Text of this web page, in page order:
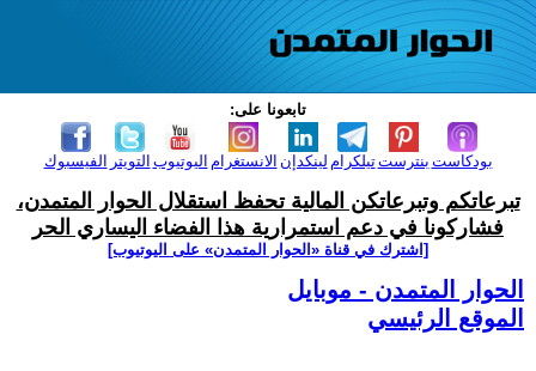
تابعونا على:
الفيسبوك التويتر اليوتيوب الانستغرام لينكدإن تيلكرامبنترست بودكاست
تبرعاتكم وتبرعاتكن المالية تحفظ استقلال الحوار المتمدن،
فشاركونا في دعم استمرارية هذا الفضاء اليساري الحر
[اشترك في قناة ‫«الحوار المتمدن» على اليوتيوب]
الحوار المتمدن - موبايل
الموقع الرئيسي